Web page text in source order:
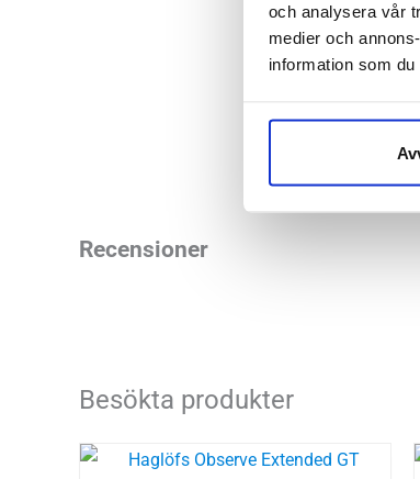
och analysera vår
medier och
information som
Recensioner
Besökta produkter